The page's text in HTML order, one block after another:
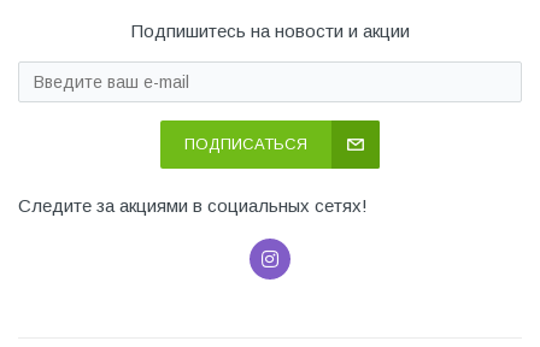
Подпишитесь на новости и акции
ПОДПИСАТЬСЯ
Следите за акциями в социальных сетях!